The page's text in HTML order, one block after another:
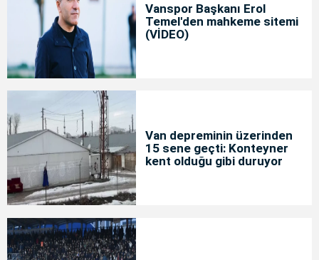
Vanspor Başkanı Erol
Temel'den mahkeme sitemi
(VİDEO)
Van depreminin üzerinden
15 sene geçti: Konteyner
kent olduğu gibi duruyor